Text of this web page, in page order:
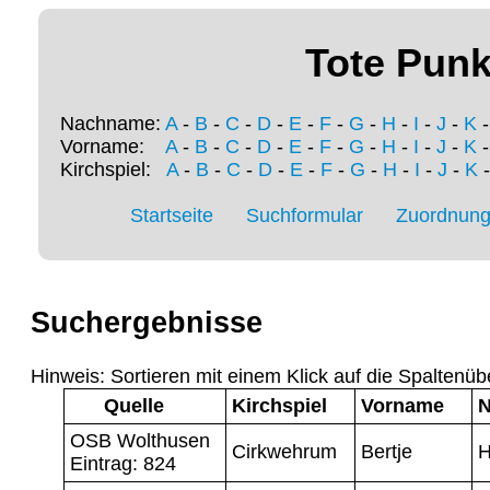
Tote
Nachname: A- B - C - D - E - F - G - H - I - J - K
Vorname: A- B - C - D - E - F - G - H - I - J - K
Kirchspiel: A- B - C - D- E- F- G - H - I - J - K
Startseite Suchformular
Suchergebnisse
Hinweis: Sortieren mit einem Klick auf die
Quelle
Kirchspiel Vorname
OSB Wolthusen
Eintrag: 824
Cirkwehrum Bertje